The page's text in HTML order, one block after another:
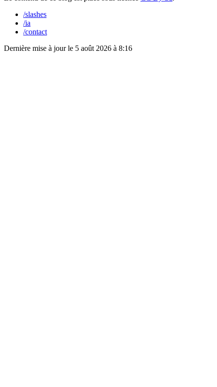
/slashes
/ia
/contact
Dernière mise à jour le 5 août 2026 à 8:16